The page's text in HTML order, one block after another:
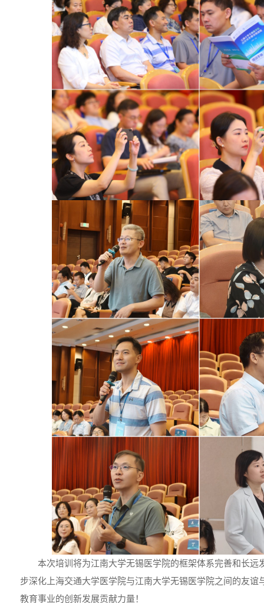
本次培训将为江南大学无锡医学院的框架体系完善和长远
步深化上海交通大学医学院与江南大学无锡医学院之间的友谊
教育事业的创新发展贡献力量！